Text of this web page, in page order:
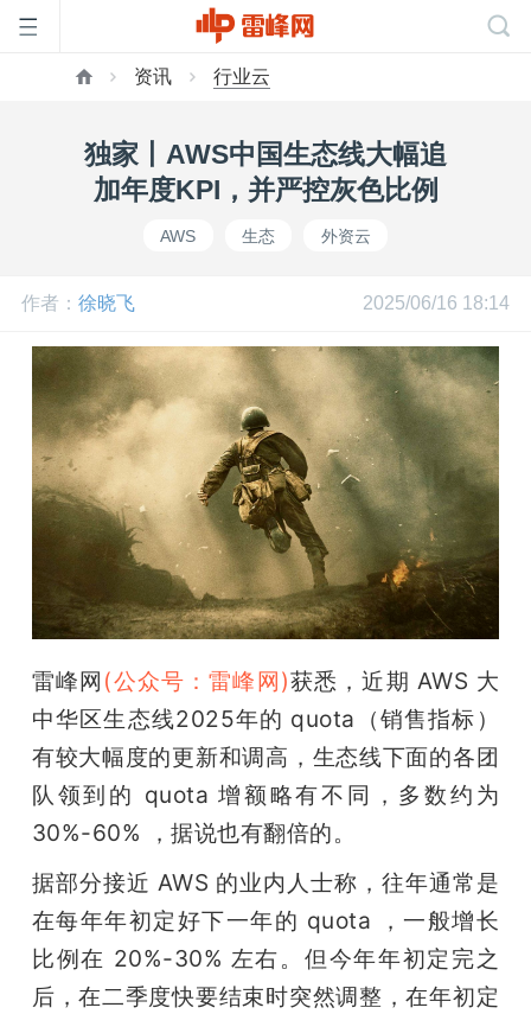
网
公
开
课
活
动
心
GAIR
资讯 行业云
独家丨AWS中国生态线大幅追
加年度KPI，并严控灰色比例
AWS 生态 外资云
作者： 徐晓飞 2025/06/16 18:14
雷峰网 (公众号：雷峰网)获悉，近期 AWS 大
中华区生态线2025年的 quota（销售指标）
有较大幅度的更新和调高，生态线下面的各团
队领到的 quota 增额略有不同，多数约为
30%-60% ，据说也有翻倍的。
据部分接近 AWS 的业内人士称，往年通常是
在每年年初定好下一年的 quota ，一般增长
比例在 20%-30% 左右。但今年年初定完之
后，在二季度快要结束时突然调整，在年初定